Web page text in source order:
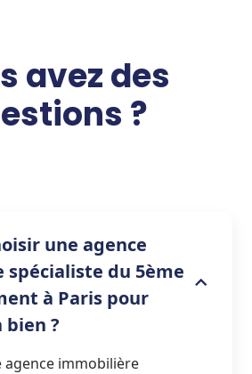
avez des
?
une agence
du 5ème
à Paris pour
bien ?
immobilière